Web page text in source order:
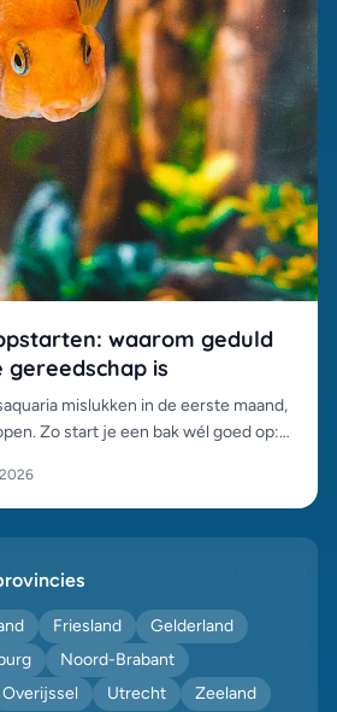
waarom geduld
is
mislukken in de eerste maand,
Zo start je een bak wél goed op:
Friesland
Gelderland
Noord-Brabant
Overijssel Utrecht
Zeeland